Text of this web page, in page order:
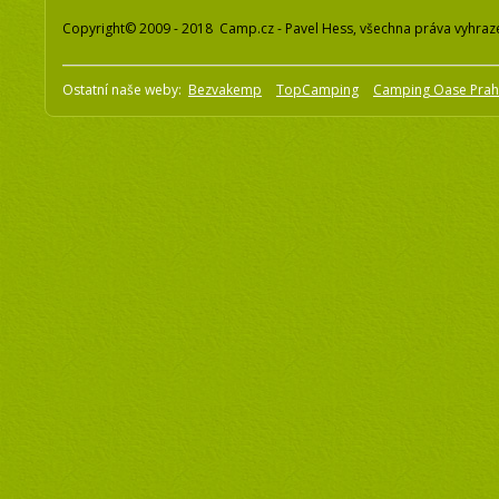
Copyright© 2009 - 2018 Camp.cz - Pavel Hess, všechna práva
Ostatní naše weby: Bezvakemp TopCamping Camping Oase